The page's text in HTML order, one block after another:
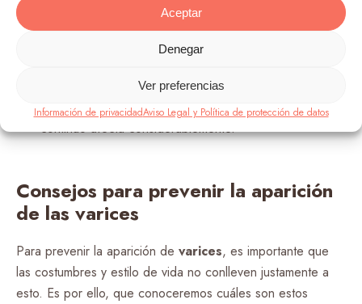
Aceptar
Denegar
Ver preferencias
Información de privacidadAviso Legal y Política de protección de datos
venoso de las piernas y aumentan de manera
importante el riesgo de tener varices
a más peso mayor es la incidencia en la
aparición de las varices.
Sedentarismo:un estilo de vida sin movimiento
continuo afecta considerablemente.
Consejos para prevenir la aparición
de las varices
Para prevenir la aparición de varices, es importante que
las costumbres y estilo de vida no conlleven justamente a
esto. Es por ello, que conoceremos cuáles son estos